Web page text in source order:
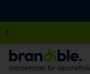
Werbemittel für